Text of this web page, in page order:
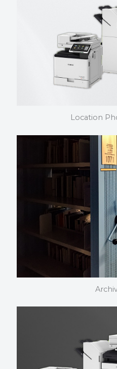
D’excellents
consommateurs. Une
oeuvre en mettant à jour
Location
Nous choisissons et
maîtrisons nos produits
pouvons vous assister
Location
Nous choisissons et
maîtrisons nos produits
pouvons vous assister